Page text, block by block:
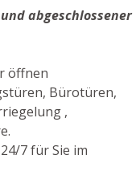
abgeschlossener
öffnen
Bürotüren,
,
7 für Sie im